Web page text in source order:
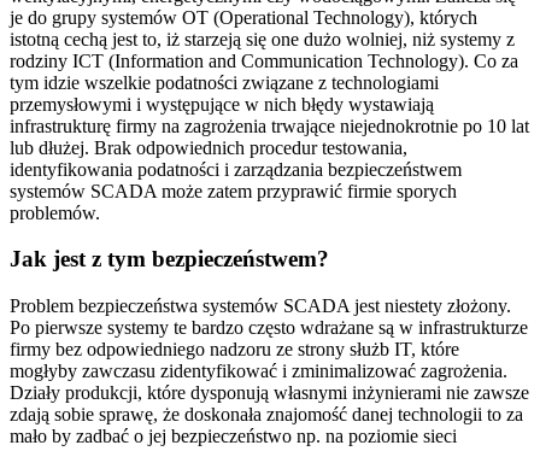
je do grupy systemów OT (Operational Technology), których
istotną cechą jest to, iż starzeją się one dużo wolniej, niż systemy z
rodziny ICT (Information and Communication Technology). Co za
tym idzie wszelkie podatności związane z technologiami
przemysłowymi i występujące w nich błędy wystawiają
infrastrukturę firmy na zagrożenia trwające niejednokrotnie po 10 lat
lub dłużej. Brak odpowiednich procedur testowania,
identyfikowania podatności i zarządzania bezpieczeństwem
systemów SCADA może zatem przyprawić firmie sporych
problemów.
Jak jest z tym bezpieczeństwem?
Problem bezpieczeństwa systemów SCADA jest niestety złożony.
Po pierwsze systemy te bardzo często wdrażane są w infrastrukturze
firmy bez odpowiedniego nadzoru ze strony służb IT, które
mogłyby zawczasu zidentyfikować i zminimalizować zagrożenia.
Działy produkcji, które dysponują własnymi inżynierami nie zawsze
zdają sobie sprawę, że doskonała znajomość danej technologii to za
mało by zadbać o jej bezpieczeństwo np. na poziomie sieci